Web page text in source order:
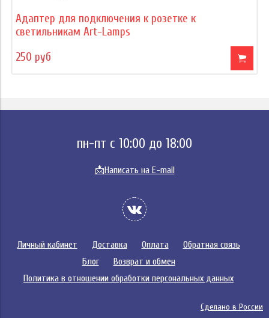
Адаптер для подключения к розетке к
светильникам Art-Lamps
250 руб
пн-пт с 10:00 до 18:00
📩Написать на E-mail
Личный кабинет Доставка Оплата
Обратная связь
Блог
Возврат и обмен
Политика в отношении обработки персональных данных
Сделано в России